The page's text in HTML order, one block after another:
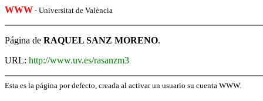
WWW - Universitat de València
Página de RAQUEL SANZ MORENO.
URL: http://www.uv.es/rasanzm3
Esta es la página por defecto, creada al activar un usuario su cuenta WWW.